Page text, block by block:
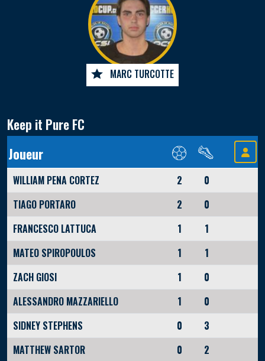
MARC TURCOTTE
Keep it Pure FC
Joueur
WILLIAM PENA CORTEZ 2
0
TIAGO PORTARO
2
0
FRANCESCO LATTUCA
1
1
MATEO SPIROPOULOS
1
1
ZACH GIOSI
1
0
ALESSANDRO MAZZARIELLO
1
0
SIDNEY STEPHENS
0
3
MATTHEW SARTOR
0
2